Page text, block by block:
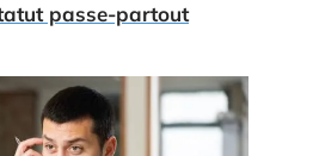
passe-partout